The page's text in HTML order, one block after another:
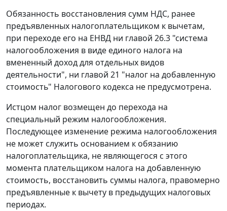
Обязанность восстановления сумм НДС, ранее
предъявленных налогоплательщиком к вычетам,
при переходе его на ЕНВД ни главой 26.3 "система
налогообложения в виде единого налога на
вмененный доход для отдельных видов
деятельности", ни главой 21 "налог на добавленную
стоимость" Налогового кодекса не предусмотрена.
Истцом налог возмещен до перехода на
специальный режим налогообложения.
Последующее изменение режима налогообложения
не может служить основанием к обязанию
налогоплательщика, не являющегося с этого
момента плательщиком налога на добавленную
стоимость, восстановить суммы налога, правомерно
предъявленные к вычету в предыдущих налоговых
периодах.